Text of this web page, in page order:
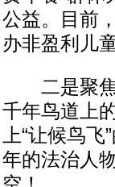
公益。目前
办非盈利儿
二是聚焦
千年鸟道上
上“让候鸟
年的法治人